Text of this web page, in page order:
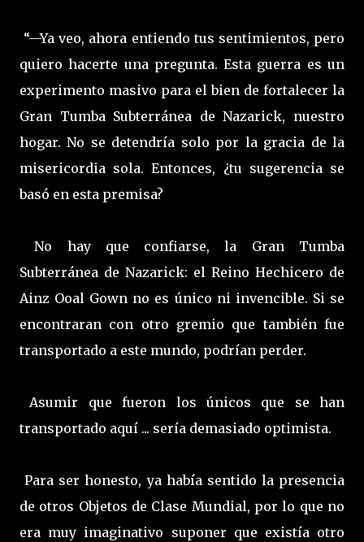
“—Ya veo, ahora entiendo tus sentimientos, pero
quiero hacerte una pregunta. Esta guerra es un
experimento masivo para el bien de fortalecer la
Gran Tumba Subterránea de Nazarick, nuestro
hogar. No se detendría solo por la gracia de la
misericordia sola. Entonces, ¿tu sugerencia se
basó en esta premisa?
No hay que confiarse, la Gran Tumba
Subterránea de Nazarick: el Reino Hechicero de
Ainz Ooal Gown no es único ni invencible. Si se
encontraran con otro gremio que también fue
transportado a este mundo, podrían perder.
Asumir que fueron los únicos que se han
transportado aquí ... sería demasiado optimista.
Para ser honesto, ya había sentido la presencia
de otros Objetos de Clase Mundial, por lo que no
era muy imaginativo suponer que existía otro